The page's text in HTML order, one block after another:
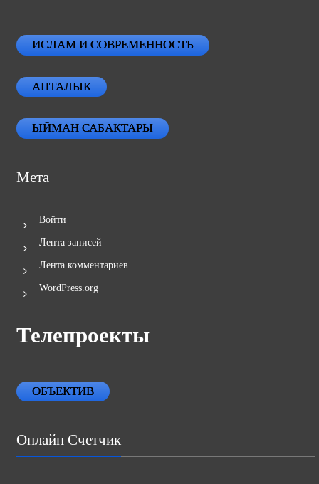
ИСЛАМ И СОВРЕМЕННОСТЬ
АПТАЛЫК
ЫЙМАН САБАКТАРЫ
Мета
Войти
Лента записей
Лента комментариев
WordPress.org
Телепроекты
ОБЪЕКТИВ
Онлайн Счетчик